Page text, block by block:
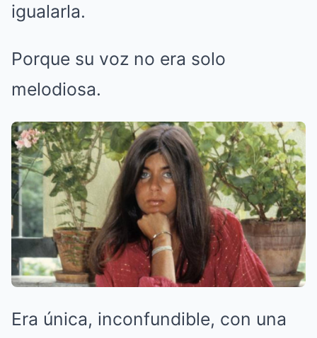
igualarla.
Porque su voz no era solo
melodiosa.
Era única, inconfundible, con una